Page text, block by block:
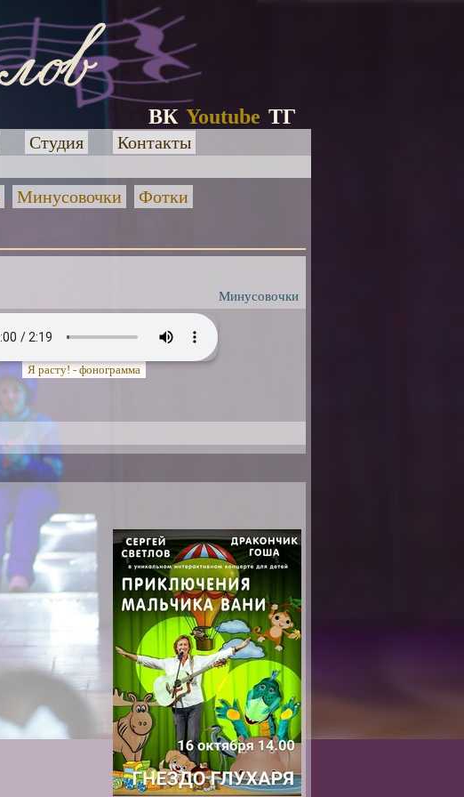
ВК Youtube ТГ
Студия Контакты
Минусовочки Фотки
Минусовочки
Я расту! - фонограмма